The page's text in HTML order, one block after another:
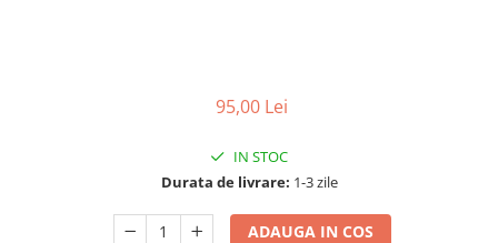
95,00 Lei
IN STOC
Durata de livrare: 1-3 zile
ADAUGA IN COS